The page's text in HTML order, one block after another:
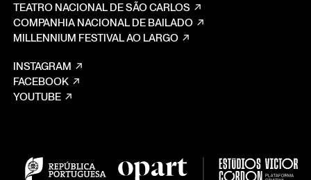
TEATRO NACIONAL DE SÃO CARLOS
COMPANHIA NACIONAL DE BAILADO
MILLENNIUM FESTIVAL AO LARGO
INSTAGRAM
FACEBOOK
YOUTUBE